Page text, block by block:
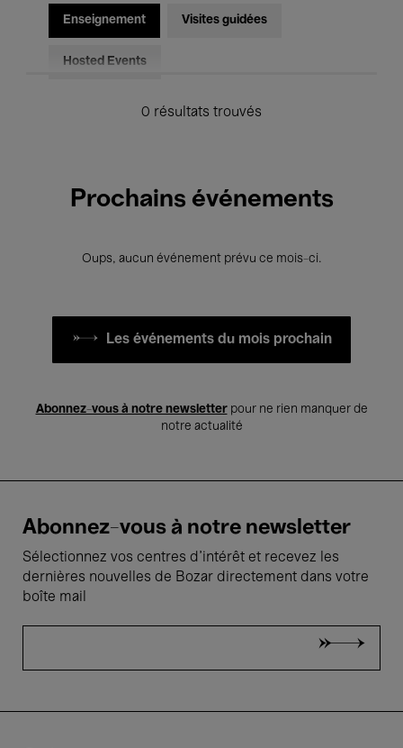
Enseignement Visites guidées
Hosted Events
0 résultats trouvés
Prochains événements
Oups, aucun événement prévu ce mois-ci.
Les événements du mois prochain
Abonnez-vous à notre newsletterpour ne rien manquer de
notre actualité
Abonnez-vous à notre newsletter
Sélectionnez vos centres d'intérêt et recevez les
dernières nouvelles de Bozar directement dans votre
boîte mail